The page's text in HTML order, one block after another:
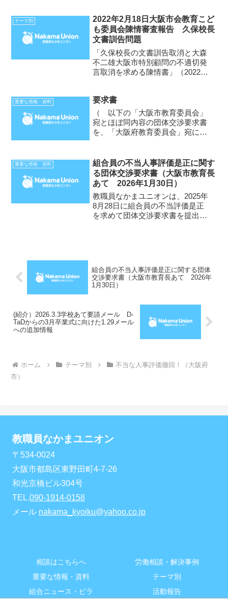
（応接）において、本年度中学3年
チャレンジテスト結果の扱いにつ
いて、府教育庁に...
テーマ別
2022年2月18日大阪市会教育こど
も委員会陳情審査報告 久保校長
文書訓告問題
「久保校長の文書訓告取消と大森
不二雄大阪市特別顧問の不適切発
言取消を求める陳情書」（2022年
市の学校教育を考えるうえで、久
保敬校長の提言・文書訓告と大森
不二雄大阪市特別顧問の不...
重要な情報・資料 要求書
（ 以下の「大阪市教育委員会」
宛とほぼ同内容の団体交渉要求書
を、「大阪府教育委員会」宛にも
０２０年１月２７日大阪市教育委
員会教育長 山本 晋次 様な
かまユニオン大阪市学校教職員
支...
重要な情報・資料
組合員の不当人事評価是正に関す
る団体交渉要求書（大阪市教育長
あて 2026年1月30日）
教職員なかまユニオンは、2025年
8月28日に組合員の不当評価是正
を求めて団体交渉要求書を提出し
組合員の不当人事評価是正に関する団体
交渉要求書（大阪市教育長あて 2026年
1月30日）
(紹介）2026.3.3学校あて要請メール D-
TaDからの3月卒業式に向けた1.29メール
への追加情報
ホーム テーマ別
不当な人事評価撤回！（大阪府
市）
教職員なかまユニオン
〒534-0024
大阪市都島区東野田町4-7-26
和光京橋ビル304号
TEL.090-1914-0158
メール nakama_kyoiku@yahoo.co.jp
相談はこちらへ
労働相談・解決事例
重要な情報・資料
テーマ別
組合ニュース・ビラ
活動報告